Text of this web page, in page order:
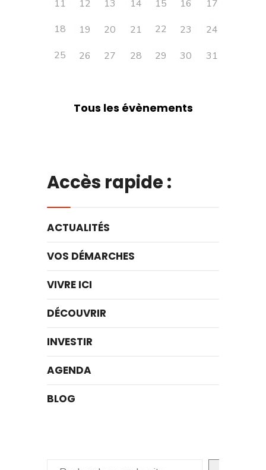
11
12 13 14 15 16
17
18
19 20 21 22 23
24
25
26 27 28 29 30 31
Tous les évènements
Accès rapide :
ACTUALITÉS
VOS DÉMARCHES
VIVRE ICI
DÉCOUVRIR
INVESTIR
AGENDA
BLOG
Rechercher